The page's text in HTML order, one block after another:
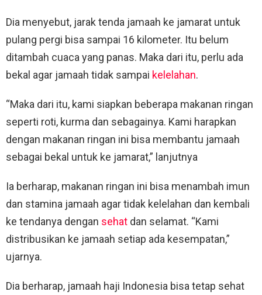
Dia menyebut, jarak tenda jamaah ke jamarat untuk
pulang pergi bisa sampai 16 kilometer. Itu belum
ditambah cuaca yang panas. Maka dari itu, perlu ada
bekal agar jamaah tidak sampai kelelahan.
“Maka dari itu, kami siapkan beberapa makanan ringan
seperti roti, kurma dan sebagainya. Kami harapkan
dengan makanan ringan ini bisa membantu jamaah
sebagai bekal untuk ke jamarat,” lanjutnya
Ia berharap, makanan ringan ini bisa menambah imun
dan stamina jamaah agar tidak kelelahan dan kembali
ke tendanya dengan sehat dan selamat. “Kami
distribusikan ke jamaah setiap ada kesempatan,”
ujarnya.
Dia berharap, jamaah haji Indonesia bisa tetap sehat